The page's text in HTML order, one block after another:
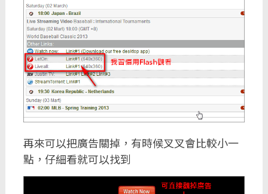
再來可以把廣告關掉，有時候叉叉會比較小一
點，仔細看就可以找到